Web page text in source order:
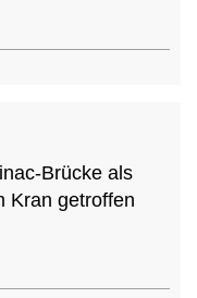
Brücke als
Kran getroffen